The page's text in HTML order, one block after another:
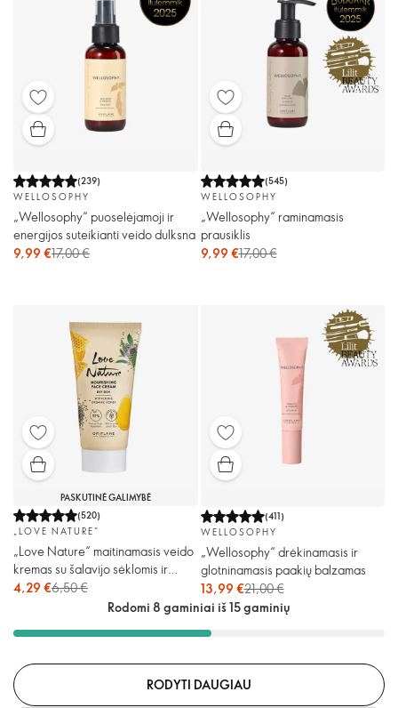
(239)
WELLOSOPHY
„Wellosophy“ puoselėjamoji ir
energijos suteikianti veido dulksna
9,99 €17,00 €
(545)
WELLOSOPHY
„Wellosophy“ raminamasis
prausiklis
9,99 €17,00 €
PASKUTINĖ GALIMYBĖ
(520)
„LOVE NATURE“
„Love Nature“ maitinamasis veido
kremas su šalavijo sėklomis ir
medumi
4,29 €6,50 €
(411)
WELLOSOPHY
„Wellosophy“ drėkinamasis ir
glotninamasis paakių balzamas
13,99 €21,00 €
Rodomi 8 gaminiai iš 15 gaminių
RODYTI DAUGIAU